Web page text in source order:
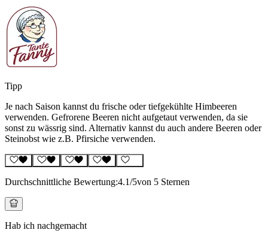
Tipp
Je nach Saison kannst du frische oder tiefgekühlte Himbeeren
verwenden. Gefrorene Beeren nicht aufgetaut verwenden, da sie
sonst zu wässrig sind. Alternativ kannst du auch andere Beeren oder
Steinobst wie z.B. Pfirsiche verwenden.
Durchschnittliche Bewertung:4.1/5von 5 Sternen
Hab ich nachgemacht